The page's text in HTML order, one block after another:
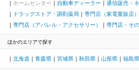
ホームセンター
自動車ディーラー
通信販売・
ドラッグストア・調剤薬局
専門店（家電量販店）
専門店（アパレル・アクセサリー）
専門店・そ
ほかのエリアで探す
北海道 青森県 宮城県 秋田県 山形県 福島県